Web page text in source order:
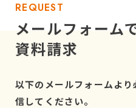
REQUEST
メールフォーム
資料請求
以下のメールフォームよ
信してください。